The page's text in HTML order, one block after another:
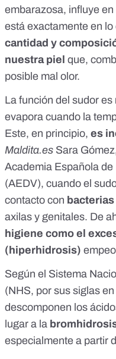
embarazosa, influye
está exactamente en
cantidad y
nuestra piel que,
posible mal olor.
La función del sudor es
evapora cuando la
Este, en principio, es
Maldita.es Sara Gómez
Academia Española
(AEDV), cuando el
contacto con bacterias
axilas y genitales. De
higiene como el
(hiperhidrosis)
Según el Sistema
(NHS, por sus siglas
descomponen los
lugar a la
especialmente a partir